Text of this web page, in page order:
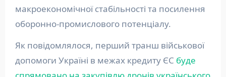
макроекономічної стабільності та посилення
оборонно-промислового потенціалу.
Як повідомлялося, перший транш військової
допомоги Україні в межах кредиту ЄС буде